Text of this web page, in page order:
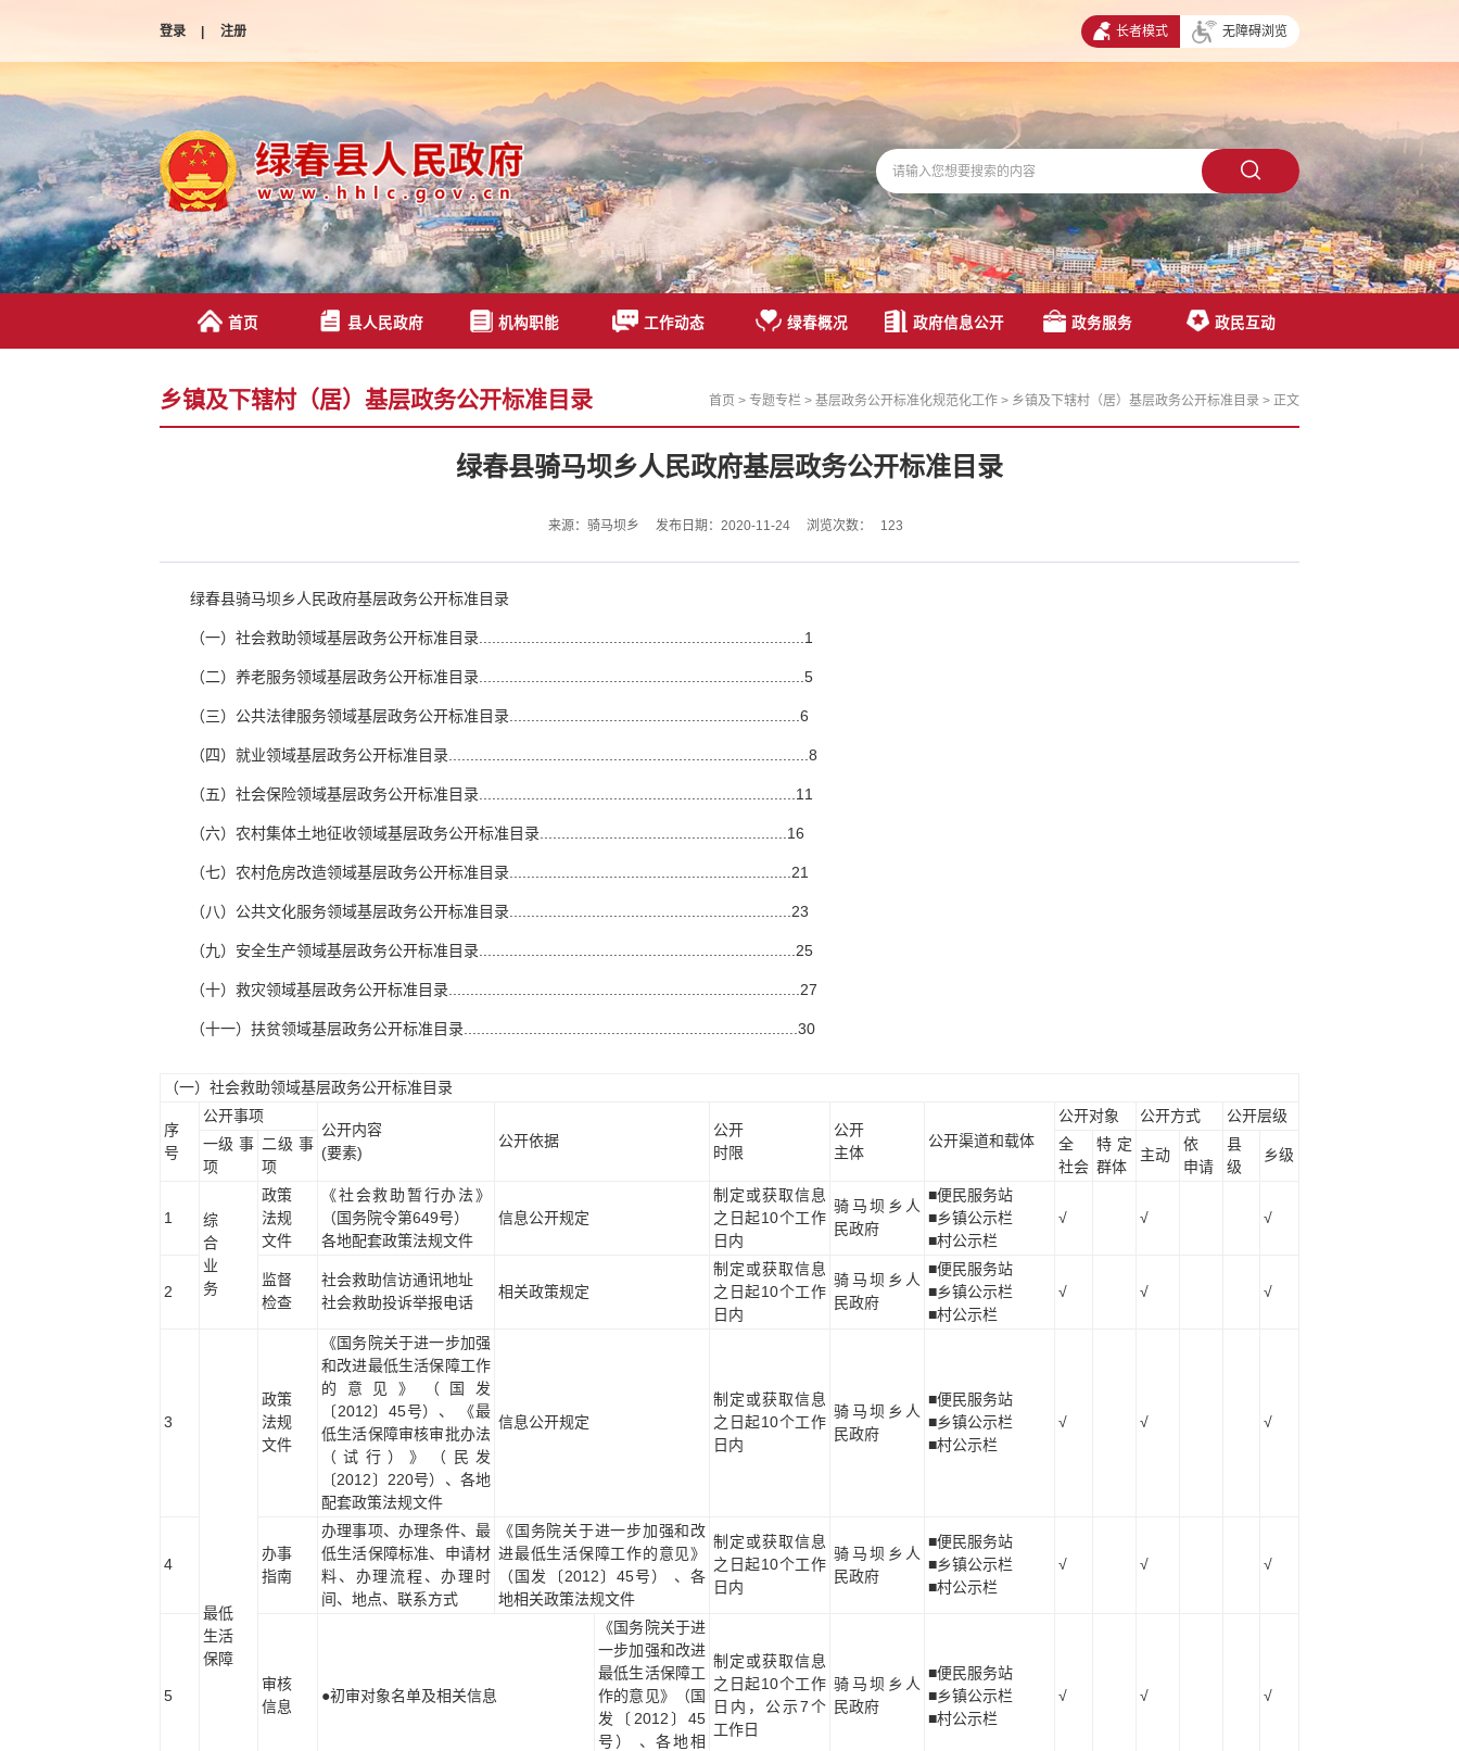
登录 | 注册 长者模式 无障碍浏览
首页 县人民政府 机构职能 工作动态 绿春概况 政府信息公开 政务服务 政民互动
乡镇及下辖村（居）基层政务公开标准目录 首页 > 专题专栏 > 基层政务公开标准化规范化工作 > 乡镇及下辖村（居）基层政务公开标准目录 > 正文
绿春县骑马坝乡人民政府基层政务公开标准目录
来源：骑马坝乡 发布日期：2020-11-24 浏览次数： 123
绿春县骑马坝乡人民政府基层政务公开标准目录
（一）社会救助领域基层政务公开标准目录...........................................................................1
（二）养老服务领域基层政务公开标准目录...........................................................................5
（三）公共法律服务领域基层政务公开标准目录...................................................................6
（四）就业领域基层政务公开标准目录...................................................................................8
（五）社会保险领域基层政务公开标准目录.........................................................................11
（六）农村集体土地征收领域基层政务公开标准目录.........................................................16
（七）农村危房改造领域基层政务公开标准目录.................................................................21
（八）公共文化服务领域基层政务公开标准目录.................................................................23
（九）安全生产领域基层政务公开标准目录.........................................................................25
（十）救灾领域基层政务公开标准目录.................................................................................27
（十一）扶贫领域基层政务公开标准目录.............................................................................30
（一）社会救助领域基层政务公开标准目录
序
号
公开事项
公开内容
(要素)
公开依据
公开
时限
公开
主体
公开渠道和载体
公开对象 公开方式
公开层级
一级 事
项
二级 事
项
全
社会
特定
群体
主动
依
申请
县
级
乡级
1
综
合
业
务
政策
法规
文件
《社会救助暂行办法》
（国务院令第649号）
各地配套政策法规文件
信息公开规定
制定或获取信息
之日起10个工作
日内
骑马坝乡人
民政府
■便民服务站
■乡镇公示栏
■村公示栏
√ √ √
2
监督
检查
社会救助信访通讯地址
社会救助投诉举报电话
相关政策规定
制定或获取信息
之日起10个工作
日内
骑马坝乡人
民政府
■便民服务站
■乡镇公示栏
■村公示栏
√ √ √
3
最低
生活
保障
政策
法规
文件
《国务院关于进一步加强
和改进最低生活保障工作
的意见》（国发
〔2012〕45号）、 《最
低生活保障审核审批办法
（试行）》（民发
〔2012〕220号）、各地
配套政策法规文件
信息公开规定
制定或获取信息
之日起10个工作
日内
骑马坝乡人
民政府
■便民服务站
■乡镇公示栏
■村公示栏
√ √ √
4
办事
指南
办理事项、办理条件、最
低生活保障标准、申请材
料、办理流程、办理时
间、地点、联系方式
《国务院关于进一步加强和改
进最低生活保障工作的意见》
（国发〔2012〕45号） 、各
地相关政策法规文件
制定或获取信息
之日起10个工作
日内
骑马坝乡人
民政府
■便民服务站
■乡镇公示栏
■村公示栏
√ √ √
5
审核
信息
●初审对象名单及相关信息
《国务院关于进
一步加强和改进
最低生活保障工
作的意见》（国
发〔2012〕45
号） 、各地相
制定或获取信息
之日起10个工作
日内，公示7个
工作日
骑马坝乡人
民政府
■便民服务站
■乡镇公示栏
■村公示栏
√ √ √